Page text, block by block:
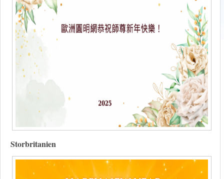
Storbritanien